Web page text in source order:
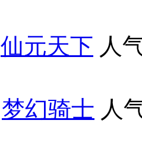
仙元天下 人
梦幻骑士 人